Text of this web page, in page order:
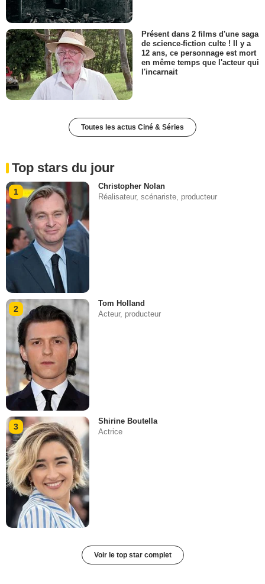
Présent dans 2 films d'une saga
de science-fiction culte ! Il y a
12 ans, ce personnage est mort
en même temps que l'acteur qui
l'incarnait
Toutes les actus Ciné & Séries
Top stars du jour
1
Christopher Nolan
Réalisateur, scénariste, producteur
2
Tom Holland
Acteur, producteur
3
Shirine Boutella
Actrice
Voir le top star complet